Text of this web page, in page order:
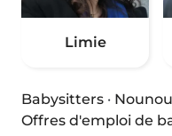
Limie
Babysitters ·
Offres d'emploi de